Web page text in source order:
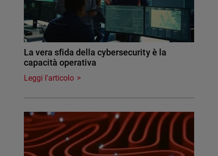
La vera sfida della cybersecurity è la
capacità operativa
Leggi l'articolo